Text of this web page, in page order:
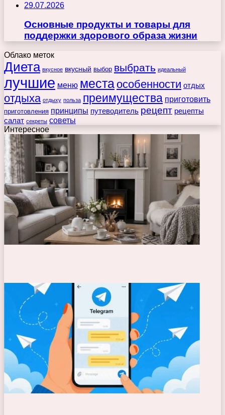
29.07.2026
Основные продукты и товары для
поддержки здорового образа жизни
Облако меток
Диета вкусное вкусный выбор выбрать идеальный
лучшие меню места особенности отдых
отдыха отдыху польза преимущества приготовить
приготовления принципы путеводитель рецепт рецепты
салат секреты советы
Интересное